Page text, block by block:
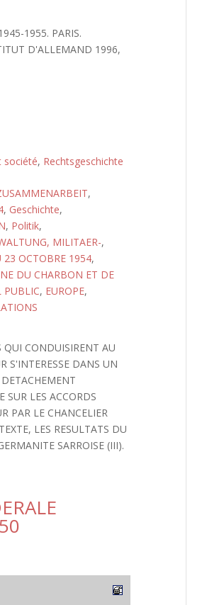
1955. PARIS.
D'ALLEMAND 1996,
société, Rechtsgeschichte
,
, Geschichte,
, Politik,
MILITAER-,
23 OCTOBRE 1954,
DU CHARBON ET DE
PUBLIC, EUROPE,
QUI CONDUISIRENT AU
S'INTERESSE DANS UN
LES ACCORDS
PAR LE CHANCELIER
LES RESULTATS DU
SARROISE (III).